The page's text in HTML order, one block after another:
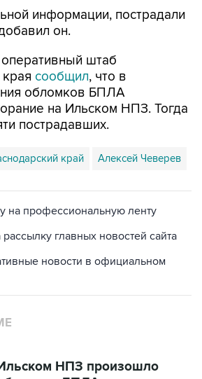
информации, пострадали
он.
штаб
сообщил, что в
обломков БПЛА
на Ильском НПЗ. Тогда
пострадавших.
край Алексей Чеверев
на профессиональную ленту
главных новостей сайта
новости в официальном
НПЗ произошло